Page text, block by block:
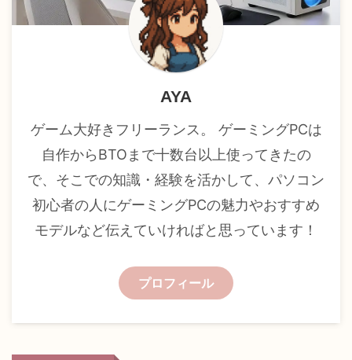
AYA
ゲーム大好きフリーランス。 ゲーミングPCは
自作からBTOまで十数台以上使ってきたの
で、そこでの知識・経験を活かして、パソコン
初心者の人にゲーミングPCの魅力やおすすめ
モデルなど伝えていければと思っています！
プロフィール